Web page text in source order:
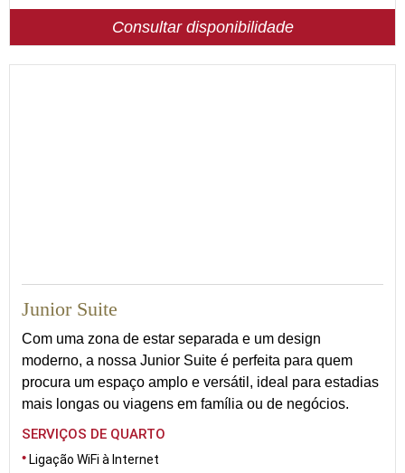
Consultar disponibilidade
Junior Suite
Com uma zona de estar separada e um design
moderno, a nossa Junior Suite é perfeita para quem
procura um espaço amplo e versátil, ideal para estadias
mais longas ou viagens em família ou de negócios.
SERVIÇOS DE QUARTO
Ligação WiFi à Internet